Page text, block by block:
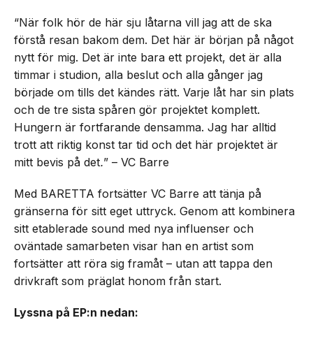
“När folk hör de här sju låtarna vill jag att de ska
förstå resan bakom dem. Det här är början på något
nytt för mig. Det är inte bara ett projekt, det är alla
timmar i studion, alla beslut och alla gånger jag
började om tills det kändes rätt. Varje låt har sin plats
och de tre sista spåren gör projektet komplett.
Hungern är fortfarande densamma. Jag har alltid
trott att riktig konst tar tid och det här projektet är
mitt bevis på det.” – VC Barre
Med BARETTA fortsätter VC Barre att tänja på
gränserna för sitt eget uttryck. Genom att kombinera
sitt etablerade sound med nya influenser och
oväntade samarbeten visar han en artist som
fortsätter att röra sig framåt – utan att tappa den
drivkraft som präglat honom från start.
Lyssna på EP:n nedan: